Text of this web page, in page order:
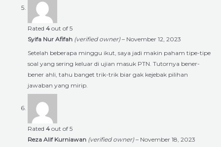
Rated 4 out of 5
Syifa Nur Afifah (verified owner) – November 12, 2023
Setelah beberapa minggu ikut, saya jadi makin paham tipe-tipe
soal yang sering keluar di ujian masuk PTN. Tutornya bener-
bener ahli, tahu banget trik-trik biar gak kejebak pilihan
jawaban yang mirip.
Rated 4 out of 5
Reza Alif Kurniawan (verified owner) – November 18, 2023